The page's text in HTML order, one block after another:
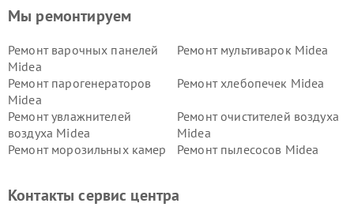
Мы ремонтируем
Ремонт варочных панелей
Midea
Ремонт мультиварок Midea
Ремонт парогенераторов
Midea
Ремонт хлебопечек Midea
Ремонт увлажнителей
воздуха Midea
Ремонт очистителей воздуха
Midea
Ремонт морозильных камер
Ремонт пылесосов Midea
пылесосов Midea
Контакты сервис центра